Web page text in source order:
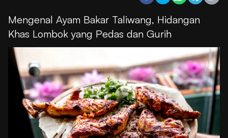
Mengenal Ayam Bakar Taliwang, Hidangan
Khas Lombok yang Pedas dan Gurih